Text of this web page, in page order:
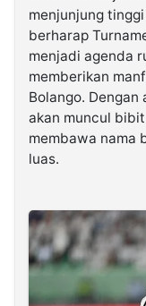
menjunjung
berharap
menjadi agenda
memberikan
Bolango.
akan muncul
membawa nama
luas.